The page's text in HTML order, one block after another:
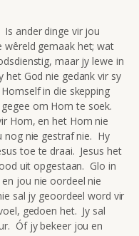
ander dinge vir jou
wêreld gemaak het; wat
maar jy lewe in
het God nie gedank vir sy
in die skepping
om Hom te soek.
Hom, en het Hom nie
nog nie gestraf nie. Hy
toe te draai. Jesus het
uit opgestaan. Glo in
jou nie oordeel nie
sal jy geoordeel word vir
gedoen het. Jy sal
Óf jy bekeer jou en